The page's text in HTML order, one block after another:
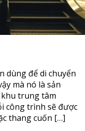
dùng để di chuyển
mà nó là sản
trung tâm
công trình sẽ được
thang cuốn […]